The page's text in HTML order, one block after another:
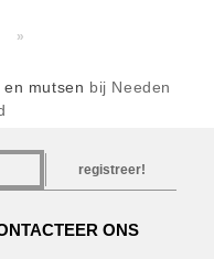
»
mutsen bij Needen
registreer!
ONS